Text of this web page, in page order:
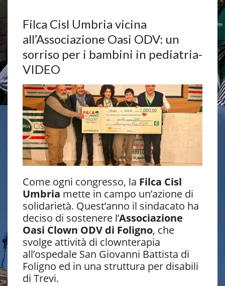
Filca Cisl Umbria vicina
all’Associazione Oasi ODV: un
sorriso per i bambini in pediatria-
VIDEO
Come ogni congresso, la Filca Cisl
Umbria mette in campo un’azione di
solidarietà. Quest’anno il sindacato ha
deciso di sostenere l’Associazione
Oasi Clown ODV di Foligno, che
svolge attività di clownterapia
all’ospedale San Giovanni Battista di
Foligno ed in una struttura per disabili
di Trevi.